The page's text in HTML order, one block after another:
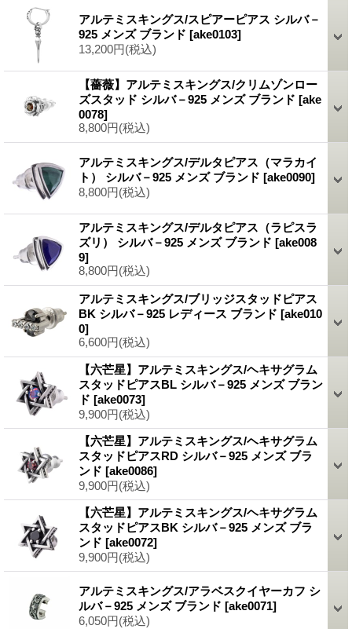
アルテミスキングス/スピアーピアス シルバ－
925 メンズ ブランド [ake0103]
13,200円(税込)
【薔薇】アルテミスキングス/クリムゾンロー
ズスタッド シルバ－925 メンズ ブランド [ake
0078]
8,800円(税込)
アルテミスキングス/デルタピアス（マラカイ
ト） シルバ－925 メンズ ブランド [ake0090]
8,800円(税込)
アルテミスキングス/デルタピアス（ラピスラ
ズリ） シルバ－925 メンズ ブランド [ake008
9]
8,800円(税込)
アルテミスキングス/ブリッジスタッドピアス
BK シルバ－925 レディース ブランド [ake010
0]
6,600円(税込)
【六芒星】アルテミスキングス/ヘキサグラム
スタッドピアスBL シルバ－925 メンズ ブラン
ド [ake0073]
9,900円(税込)
【六芒星】アルテミスキングス/ヘキサグラム
スタッドピアスRD シルバ－925 メンズ ブラ
ンド [ake0086]
9,900円(税込)
【六芒星】アルテミスキングス/ヘキサグラム
スタッドピアスBK シルバ－925 メンズ ブラ
ンド [ake0072]
9,900円(税込)
アルテミスキングス/アラベスクイヤーカフ シ
ルバ－925 メンズ ブランド [ake0071]
6,050円(税込)